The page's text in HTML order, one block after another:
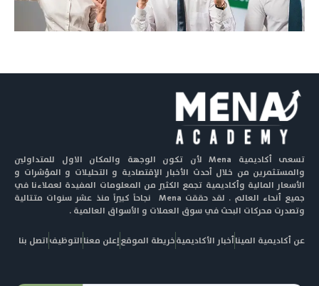
تسعى أكاديمية Mena لأن تكون الوجهة والمكان الاول للمتداولين
والمستثمرين من خلال أحدث الأخبار الإقتصادية و التحليلات و المؤشرات و
الأسعار المالية وأكاديمية تجمع الكثير من المعلومات المفيدة لعملاءنا في
جميع أنحاء العالم . لقد حققت Mena نجاحاً كبيراً منذ عشر سنوات متتالية
وتصدرت محركات البحث في سوق العملات و الأسواق العالمية .
عن أكاديمية الميناأخبار الأكاديميةخريطة الموقعإعلن معناالتوظيفاتصل بنا